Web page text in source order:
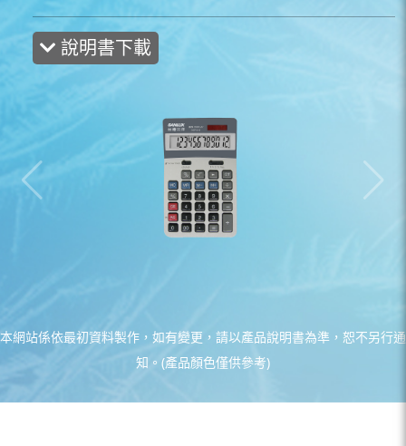
說明書下載
本網站係依最初資料製作，如有變更，請以產品說明書為準，恕不另行通
知。(產品顏色僅供參考)